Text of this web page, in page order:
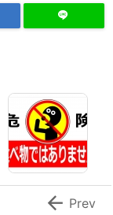
 Prev